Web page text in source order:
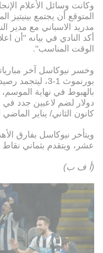
وكانت وسائل الأعلام
المتوقع أن يجتمع بينيتيز
مدريد الاسباني مع مدير
أكد النادي في بيانه "أن
الوقت المناسب".
وخسر نيوكاسل آخر
دولار لضم لاعبين جدد في
كانون الثاني/ يناير
ويتأخر نيوكاسل بفارق
عشر، ويتقدم بثماني نقاط
(أ ف ب)